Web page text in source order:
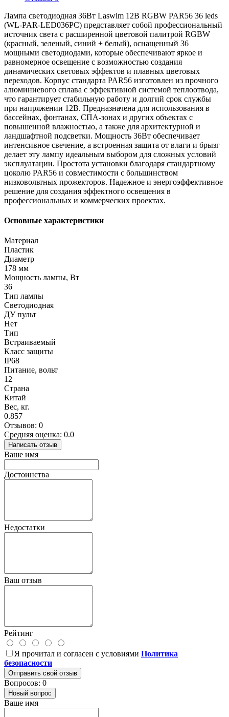
Лампа светодиодная 36Вт Laswim 12В RGBW PAR56 36 leds
(WL-PAR-LED036PC) представляет собой профессиональный
источник света с расширенной цветовой палитрой RGBW
(красный, зеленый, синий + белый), оснащенный 36
мощными светодиодами, которые обеспечивают яркое и
равномерное освещение с возможностью создания
динамических световых эффектов и плавных цветовых
переходов. Корпус стандарта PAR56 изготовлен из прочного
алюминиевого сплава с эффективной системой теплоотвода,
что гарантирует стабильную работу и долгий срок службы
при напряжении 12В. Предназначена для использования в
бассейнах, фонтанах, СПА-зонах и других объектах с
повышенной влажностью, а также для архитектурной и
ландшафтной подсветки. Мощность 36Вт обеспечивает
интенсивное свечение, а встроенная защита от влаги и брызг
делает эту лампу идеальным выбором для сложных условий
эксплуатации. Простота установки благодаря стандартному
цоколю PAR56 и совместимости с большинством
низковольтных прожекторов. Надежное и энергоэффективное
решение для создания эффектного освещения в
профессиональных и коммерческих проектах.
Основные характеристики
Материал
Пластик
Диаметр
178 мм
Мощность лампы, Вт
36
Тип лампы
Светодиодная
ДУ пульт
Нет
Тип
Встраиваемый
Класс защиты
IP68
Питание, вольт
12
Страна
Китай
Вес, кг.
0.857
Отзывов: 0
Средняя оценка: 0.0
Написать отзыв
Ваше имя
Достоинства
Недостатки
Ваш отзыв
Рейтинг
Я прочитал и согласен с условиями Политика
безопасности
Отправить свой отзыв
Вопросов: 0
Новый вопрос
Ваше имя